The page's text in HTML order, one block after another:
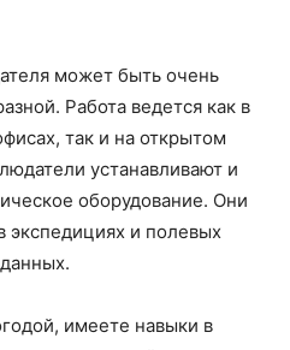
может быть очень
Работа ведется как в
так и на открытом
устанавливают и
оборудование. Они
экспедициях и полевых
имеете навыки в